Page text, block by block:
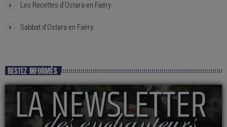
Les Recettes d’Ostara en Faëry
Sabbat d’Ostara en Faëry
RESTEZ INFORMÉS